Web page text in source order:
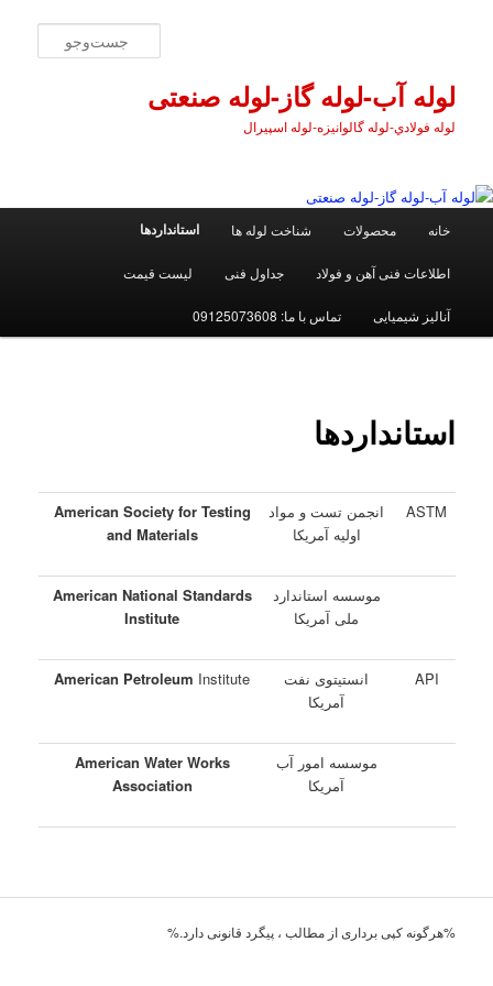
لوله آب-لوله گاز-لوله صنعتی
لوله فولادي-لوله گالوانیزه-لوله اسپیرال
خانه محصولات شناخت لوله ها استانداردها
اطلاعات فنی آهن و فولاد جداول فنی ليست قيمت
آنالیز شیمیایی تماس با ما: 09125073608
استانداردها
ASTM
انجمن تست و مواد
اولیه آمریکا
American Society for Testing
and Materials
موسسه استاندارد
ملی آمریکا
American National Standards
Institute
API
انستیتوی نفت
آمریکا
American Petroleum Institute
موسسه امور آب
آمریکا
American Water Works
Association
%هرگونه کپی برداری از مطالب ، پیگرد قانونی دارد.%